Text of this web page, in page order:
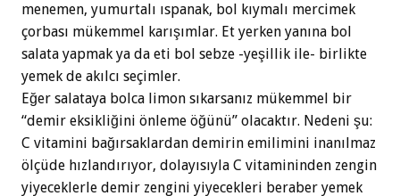
menemen, yumurtalı ıspanak, bol kıymalı mercimek
çorbası mükemmel karışımlar. Et yerken yanına bol
salata yapmak ya da eti bol sebze -yeşillik ile- birlikte
yemek de akılcı seçimler.
Eğer salataya bolca limon sıkarsanız mükemmel bir
“demir eksikliğini önleme öğünü” olacaktır. Nedeni şu:
C vitamini bağırsaklardan demirin emilimini inanılmaz
ölçüde hızlandırıyor, dolayısıyla C vitamininden zengin
yiyeceklerle demir zengini yiyecekleri beraber yemek